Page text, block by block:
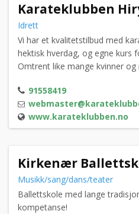
Karateklubben
Idrett
Vi har et kvalitetstilbud med
hektisk hverdag, og egne kurs
Omtrent like mange kvinner
91558419
www.karateklubben.no
Kirkenær
Musikk/sang/dans/teater
Ballettskole med lange
kompetanse!